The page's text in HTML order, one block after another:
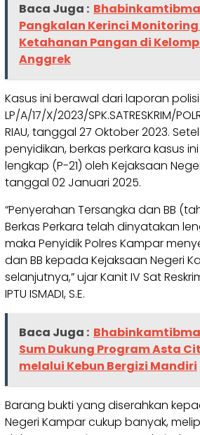
Baca Juga :
Pangkalan Kerinci
Ketahanan Pangan di
Anggrek
Kasus ini berawal dari laporan
LP/A/17/X/2023/SPK.SATRESKRIM/
RIAU, tanggal 27 Oktober 2023.
penyidikan, berkas perkara kasus
lengkap (P-21) oleh Kejaksaan
tanggal 02 Januari 2025.
“Penyerahan Tersangka dan BB
Berkas Perkara telah dinyatakan
maka Penyidik Polres Kampar
dan BB kepada Kejaksaan Negeri
selanjutnya,” ujar Kanit IV Sat
IPTU ISMADI, S.E.
Baca Juga :
Sum Dukung Program Asta
melalui Kebun Bergizi Mandiri
Barang bukti yang diserahkan
Negeri Kampar cukup banyak,